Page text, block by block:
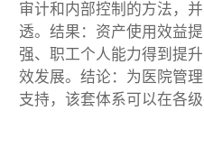
审计和内部控制的方法，
透。结果：资产使用效益
强、职工个人能力得到提
效发展。结论：为医院管
支持，该套体系可以在各级